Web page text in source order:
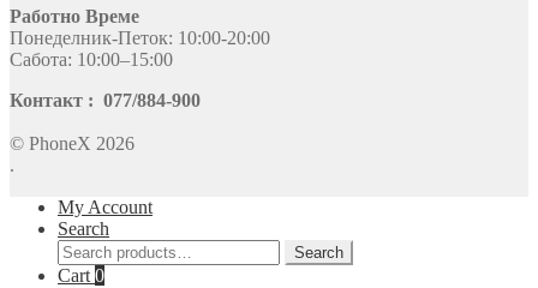
Работно Време
Понеделник-Петок: 10:00-20:00
Сабота: 10:00–15:00
Контакт : 077/884-900
© PhoneX 2026
.
My Account
Search
Search
for:
Search
Cart 0